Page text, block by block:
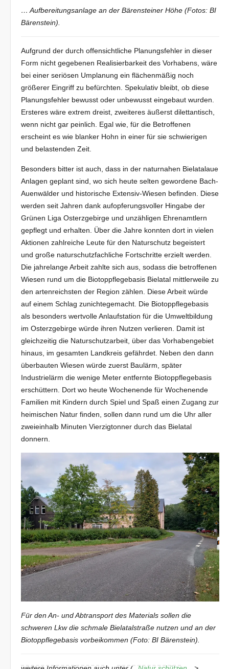
… Aufbereitungsanlage an der Bärensteiner Höhe (Fotos: BI
Bärenstein).
Aufgrund der durch offensichtliche Planungsfehler in dieser
Form nicht gegebenen Realisierbarkeit des Vorhabens, wäre
bei einer seriösen Umplanung ein flächenmäßig noch
größerer Eingriff zu befürchten. Spekulativ bleibt, ob diese
Planungsfehler bewusst oder unbewusst eingebaut wurden.
Ersteres wäre extrem dreist, zweiteres äußerst dilettantisch,
wenn nicht gar peinlich. Egal wie, für die Betroffenen
erscheint es wie blanker Hohn in einer für sie schwierigen
und belastenden Zeit.
Besonders bitter ist auch, dass in der naturnahen Bielatalaue
Anlagen geplant sind, wo sich heute selten gewordene Bach-
Auenwälder und historische Extensiv-Wiesen befinden. Diese
werden seit Jahren dank aufopferungsvoller Hingabe der
Grünen Liga Osterzgebirge und unzähligen Ehrenamtlern
gepflegt und erhalten. Über die Jahre konnten dort in vielen
Aktionen zahlreiche Leute für den Naturschutz begeistert
und große naturschutzfachliche Fortschritte erzielt werden.
Die jahrelange Arbeit zahlte sich aus, sodass die betroffenen
Wiesen rund um die Biotoppflegebasis Bielatal mittlerweile zu
den artenreichsten der Region zählen. Diese Arbeit würde
auf einem Schlag zunichtegemacht. Die Biotoppflegebasis
als besonders wertvolle Anlaufstation für die Umweltbildung
im Osterzgebirge würde ihren Nutzen verlieren. Damit ist
gleichzeitig die Naturschutzarbeit, über das Vorhabengebiet
hinaus, im gesamten Landkreis gefährdet. Neben den dann
überbauten Wiesen würde zuerst Baulärm, später
Industrielärm die wenige Meter entfernte Biotoppflegebasis
erschüttern. Dort wo heute Wochenende für Wochenende
Familien mit Kindern durch Spiel und Spaß einen Zugang zur
heimischen Natur finden, sollen dann rund um die Uhr aller
zweieinhalb Minuten Vierzigtonner durch das Bielatal
donnern.
Für den An- und Abtransport des Materials sollen die
schweren Lkw die schmale Bielatalstraße nutzen und an der
Biotoppflegebasis vorbeikommen (Foto: BI Bärenstein).